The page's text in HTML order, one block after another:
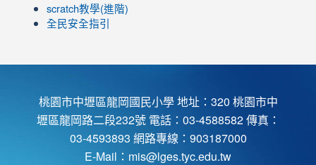
scratch教學(進階)
全民安全指引
桃園市中壢區龍岡國民小學 地址：320 桃園市中
壢區龍岡路二段232號 電話：03-4588582 傳真：
03-4593893 網路專線：903187000
E-Mail： mis@lges.tyc.edu.tw